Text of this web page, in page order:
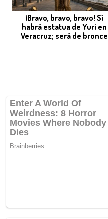
¡Bravo, bravo, bravo! Sí
habrá estatua de Yuri en
Veracruz; será de bronce